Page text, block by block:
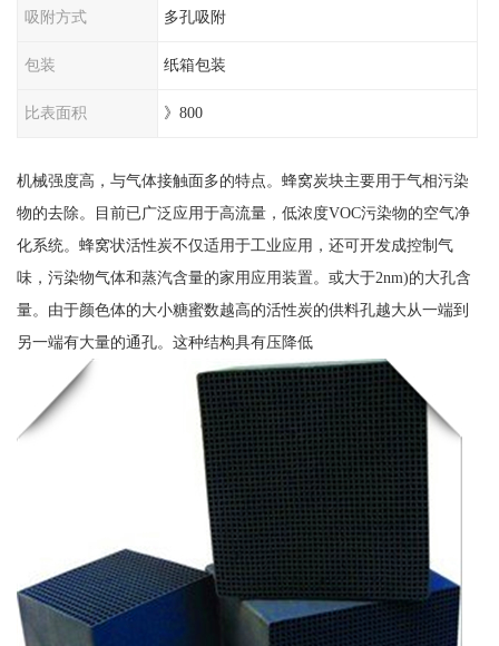
吸附方式 多孔吸附
包装 纸箱包装
比表面积 》800
机械强度高，与气体接触面多的特点。蜂窝炭块主要用于气相污染
物的去除。目前已广泛应用于高流量，低浓度VOC污染物的空气净
化系统。蜂窝状活性炭不仅适用于工业应用，还可开发成控制气
味，污染物气体和蒸汽含量的家用应用装置。或大于2nm)的大孔含
量。由于颜色体的大小糖蜜数越高的活性炭的供料孔越大从一端到
另一端有大量的通孔。这种结构具有压降低